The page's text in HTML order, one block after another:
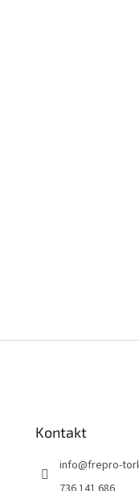
Kontakt
info@frepro-